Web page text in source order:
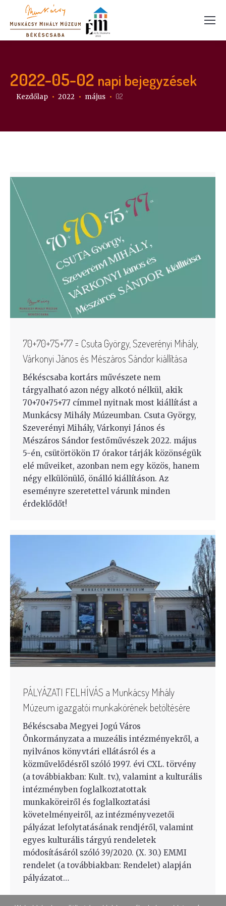
2022-05-02 napi bejegyzések
Itt vagy:
Kezdőlap 2022 május 02
70+70+75+77 = Csuta György, Szeverényi Mihály,
Várkonyi János és Mészáros Sándor kiállítása
Békéscsaba kortárs művészete nem
tárgyalható azon négy alkotó nélkül, akik
70+70+75+77 címmel nyitnak most kiállítást a
Munkácsy Mihály Múzeumban. Csuta György,
Szeverényi Mihály, Várkonyi János és
Mészáros Sándor festőművészek 2022. május
5-én, csütörtökön 17 órakor tárják közönségük
elé műveiket, azonban nem egy közös, hanem
négy elkülönülő, önálló kiállításon. Az
eseményre szeretettel várunk minden
érdeklődőt!
PÁLYÁZATI FELHÍVÁS a Munkácsy Mihály
Múzeum igazgatói munkakörének betöltésére
Békéscsaba Megyei Jogú Város
Önkormányzata a muzeális intézményekről, a
nyilvános könyvtári ellátásról és a
közművelődésről szóló 1997. évi CXL. törvény
(a továbbiakban: Kult. tv.), valamint a kulturális
intézményben foglalkoztatottak
munkaköreiről és foglalkoztatási
követelményeiről, az intézményvezetői
pályázat lefolytatásának rendjéről, valamint
egyes kulturális tárgyú rendeletek
módosításáról szóló 39/2020. (X. 30.) EMMI
rendelet (a továbbiakban: Rendelet) alapján
pályázatot…